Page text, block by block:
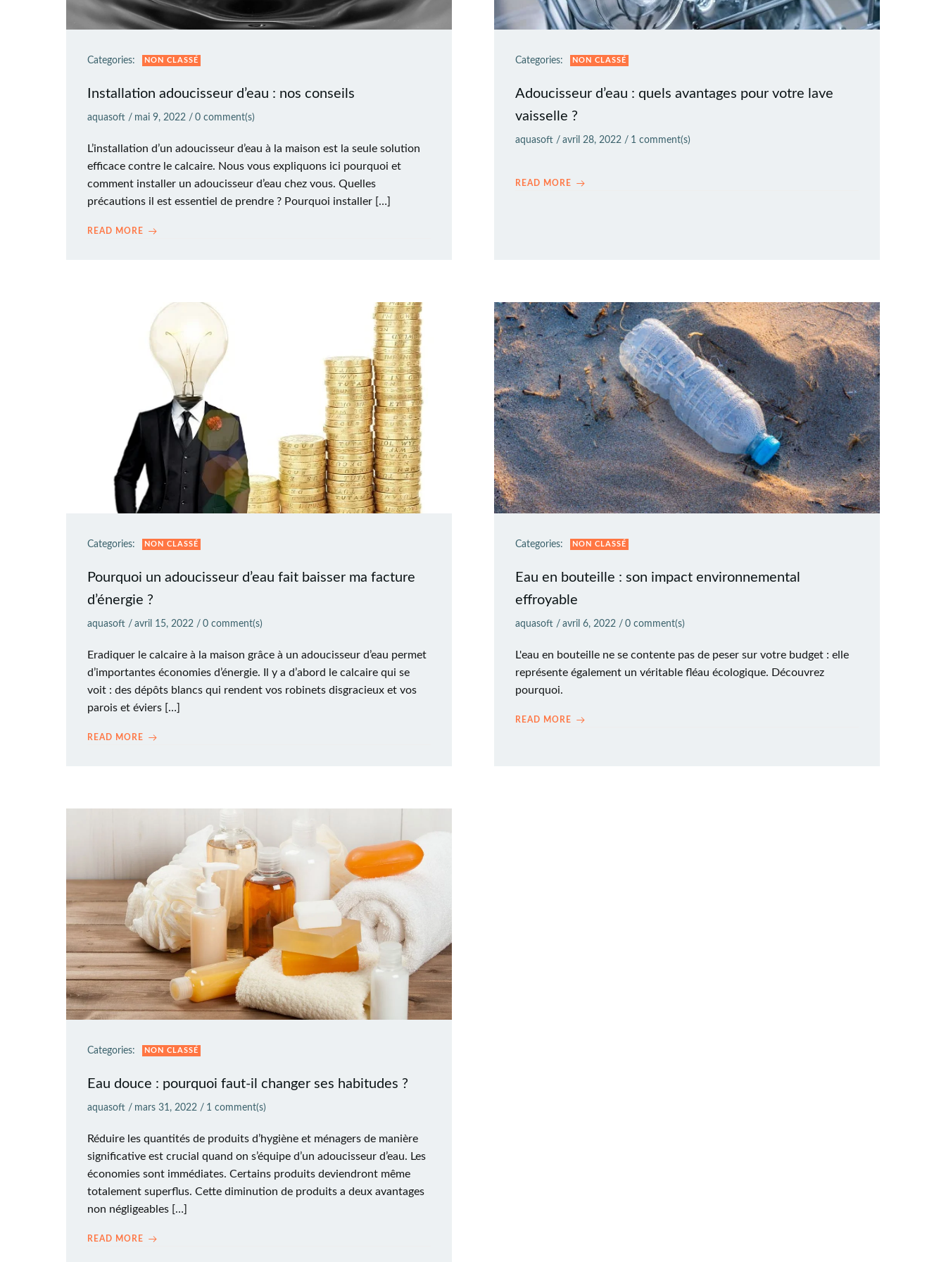
Categories: NON CLASSÉ
Installation adoucisseur d’eau : nos conseils
aquasoft / mai 9, 2022 / 0 comment(s)
L’installation d’un adoucisseur d’eau à la maison est la seule solution
efficace contre le calcaire. Nous vous expliquons ici pourquoi et
comment installer un adoucisseur d’eau chez vous. Quelles
précautions il est essentiel de prendre ? Pourquoi installer […]
READ MORE
Categories: NON CLASSÉ
Adoucisseur d’eau : quels avantages pour votre lave
vaisselle ?
aquasoft / avril 28, 2022 / 1 comment(s)
READ MORE
Categories: NON CLASSÉ
Pourquoi un adoucisseur d’eau fait baisser ma facture
d’énergie ?
aquasoft / avril 15, 2022 / 0 comment(s)
Eradiquer le calcaire à la maison grâce à un adoucisseur d’eau permet
d’importantes économies d’énergie. Il y a d’abord le calcaire qui se
voit : des dépôts blancs qui rendent vos robinets disgracieux et vos
parois et éviers […]
READ MORE
Categories: NON CLASSÉ
Eau en bouteille : son impact environnemental
effroyable
aquasoft / avril 6, 2022 / 0 comment(s)
L'eau en bouteille ne se contente pas de peser sur votre budget : elle
représente également un véritable fléau écologique. Découvrez
pourquoi.
READ MORE
Categories: NON CLASSÉ
Eau douce : pourquoi faut-il changer ses habitudes ?
aquasoft / mars 31, 2022 / 1 comment(s)
Réduire les quantités de produits d’hygiène et ménagers de manière
significative est crucial quand on s’équipe d’un adoucisseur d’eau. Les
économies sont immédiates. Certains produits deviendront même
totalement superflus. Cette diminution de produits a deux avantages
non négligeables […]
READ MORE